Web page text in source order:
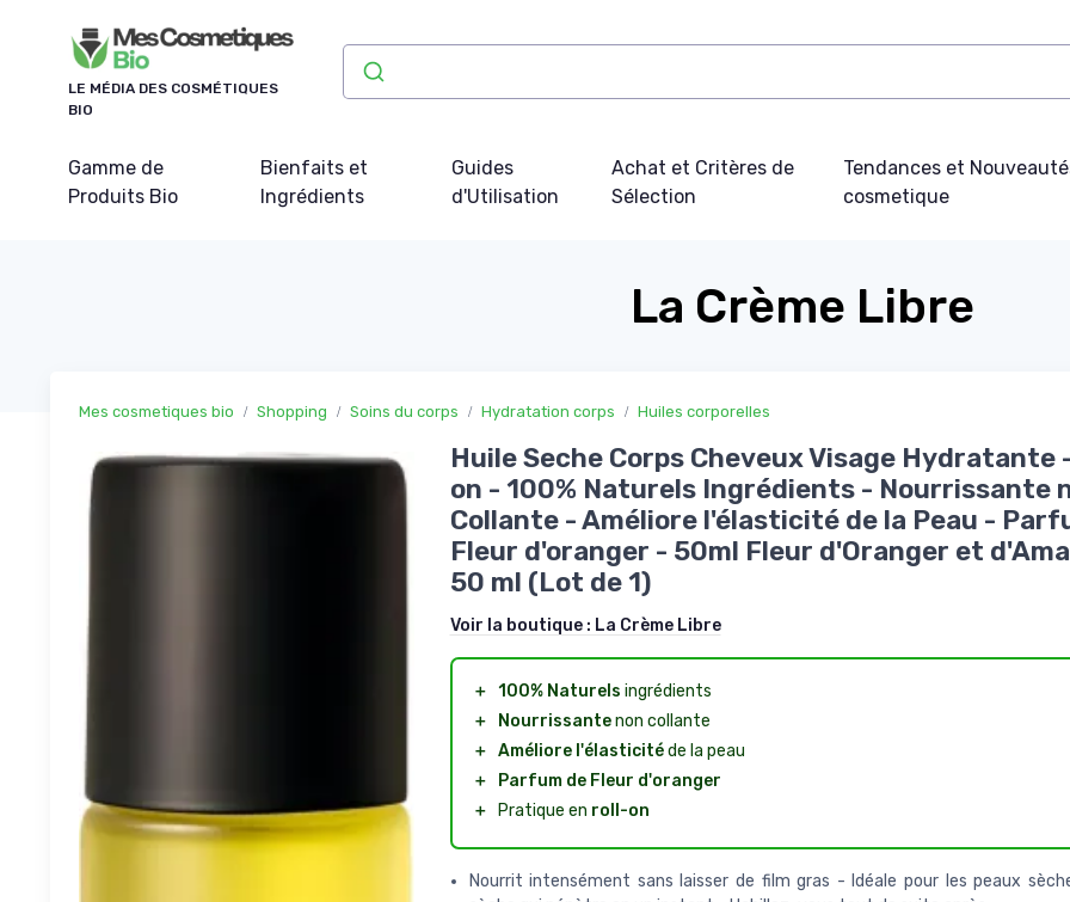
LE MÉDIA DES COSMÉTIQUES
BIO
Gamme de
Produits Bio
Bienfaits et
Ingrédients
Guides
d'Utilisation
Achat et Critères de
Sélection
Tendances et
cosmetique
La Crème Libre
Mes cosmetiques bio Shopping Soins du corps Hydratation corps Huiles corporelles
Huile Seche Corps Cheveux Visage Hydratante
on - 100% Naturels Ingrédients - Nourrissante
Collante - Améliore l'élasticité de la Peau -
Fleur d'oranger - 50ml Fleur d'Oranger et
50 ml (Lot de 1)
Voir la boutique : La Crème Libre
＋ 100% Naturels ingrédients
＋
Nourrissantenon collante
＋ Améliore l'élasticitéde la peau
＋
Parfum de Fleur d'oranger
＋
Pratique en roll-on
Nourrit intensément sans laisser de film gras - ldéale pour les peaux